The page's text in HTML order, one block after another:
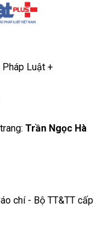
Pháp Luật +
Trần Ngọc Hà
chí - Bộ TT&TT cấp